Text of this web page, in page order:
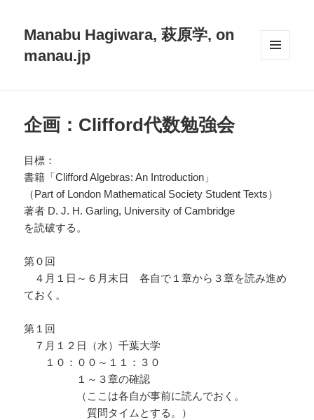
Manabu Hagiwara, 萩原学, on
manau.jp
企画：Clifford代数勉強会
目標：
書籍「Clifford Algebras: An Introduction」
（Part of London Mathematical Society Student Texts）
著者 D. J. H. Garling, University of Cambridge
を読破する。
第０回
４月１日～６月末日 各自で１章から３章を読み進め
ておく。
第１回
７月１２日（水）千葉大学
１０：００～１１：３０
１～３章の確認
（ここは各自が事前に読んでおく。
質問タイムとする。）